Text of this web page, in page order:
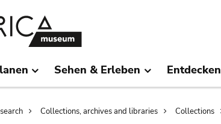
Sehen & Erleben Entdecken
Collections, archives and libraries Collections